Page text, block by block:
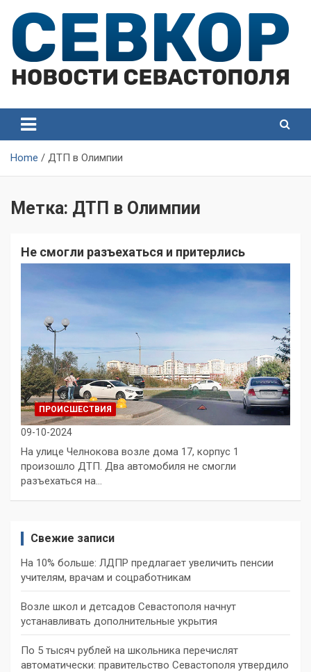
content
Севастополя
Севастополя
Home ДТП в Олимпии
Метка: ДТП в Олимпии
Не смогли разъехаться и притерлись
ПРОИСШЕСТВИЯ
09-10-2024
На улице Челнокова возле дома 17, корпус 1
произошло ДТП. Два автомобиля не смогли
разъехаться на…
Свежие записи
На 10% больше: ЛДПР предлагает увеличить пенсии
учителям, врачам и соцработникам
Возле школ и детсадов Севастополя начнут
устанавливать дополнительные укрытия
По 5 тысяч рублей на школьника перечислят
автоматически: правительство Севастополя утвердило